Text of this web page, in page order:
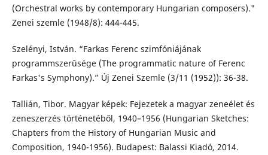
(Orchestral works by contemporary Hungarian composers)."
Zenei szemle (1948/8): 444-445.
Szelényi, István. “Farkas Ferenc szimfóniájának
programmszerûsége (The programmatic nature of Ferenc
Farkas's Symphony).” Új Zenei Szemle (3/11 (1952)): 36-38.
Tallián, Tibor. Magyar képek: Fejezetek a magyar zeneélet és
zeneszerzés történetéből, 1940–1956 (Hungarian Sketches:
Chapters from the History of Hungarian Music and
Composition, 1940-1956). Budapest: Balassi Kiadó, 2014.